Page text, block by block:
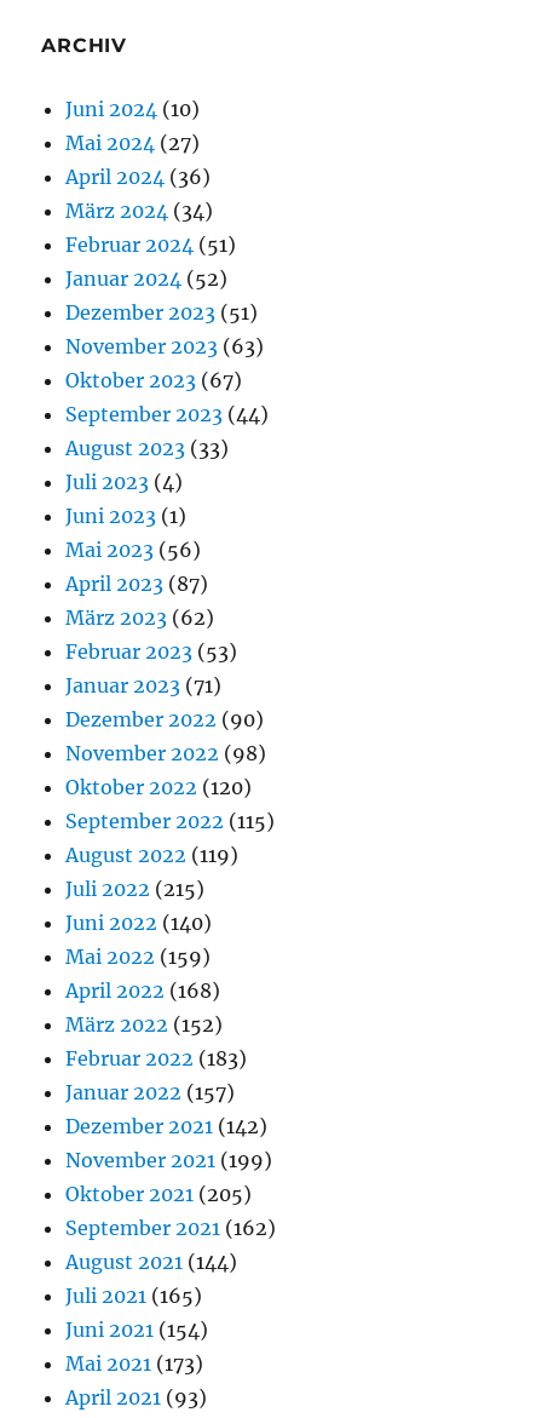
ARCHIV
Juni 2024 (10)
Mai 2024 (27)
April 2024 (36)
März 2024 (34)
Februar 2024 (51)
Januar 2024 (52)
Dezember 2023 (51)
November 2023 (63)
Oktober 2023 (67)
September 2023 (44)
August 2023 (33)
Juli 2023 (4)
Juni 2023 (1)
Mai 2023 (56)
April 2023 (87)
März 2023 (62)
Februar 2023 (53)
Januar 2023 (71)
Dezember 2022 (90)
November 2022 (98)
Oktober 2022 (120)
September 2022 (115)
August 2022 (119)
Juli 2022 (215)
Juni 2022 (140)
Mai 2022 (159)
April 2022 (168)
März 2022 (152)
Februar 2022 (183)
Januar 2022 (157)
Dezember 2021 (142)
November 2021 (199)
Oktober 2021 (205)
September 2021 (162)
August 2021 (144)
Juli 2021 (165)
Juni 2021 (154)
Mai 2021 (173)
April 2021 (93)